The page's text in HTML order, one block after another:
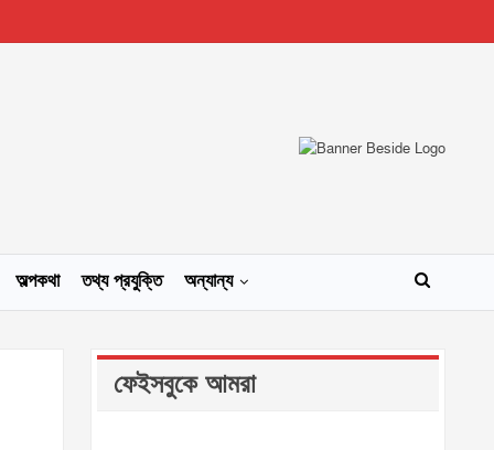
অল্পকথা তথ্য প্রযুক্তি অন্যান্য
ফেইসবুকে আমরা